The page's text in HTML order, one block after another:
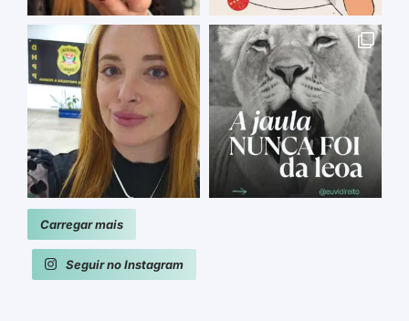
Carregar mais
Seguir no Instagram